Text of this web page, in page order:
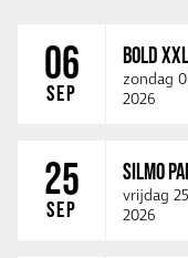
06
SEP
BOLD XXL
zondag
2026
25
SEP
SILMO
vrijdag
2026